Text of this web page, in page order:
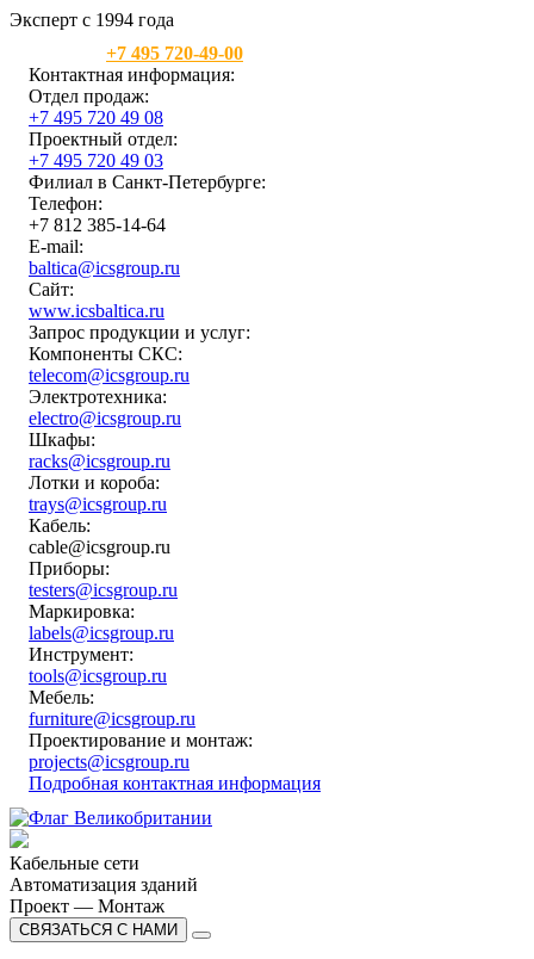
Эксперт с 1994 года
+7 495 720-49-00
Контактная информация:
Отдел продаж:
+7 495 720 49 08
Проектный отдел:
+7 495 720 49 03
Филиал в Санкт-Петербурге:
Телефон:
+7 812 385-14-64
E-mail:
baltica@icsgroup.ru
Сайт:
www.icsbaltica.ru
Запрос продукции и услуг:
Компоненты СКС:
telecom@icsgroup.ru
Электротехника:
electro@icsgroup.ru
Шкафы:
racks@icsgroup.ru
Лотки и короба:
trays@icsgroup.ru
Кабель:
cable@icsgroup.ru
Приборы:
testers@icsgroup.ru
Маркировка:
labels@icsgroup.ru
Инструмент:
tools@icsgroup.ru
Мебель:
furniture@icsgroup.ru
Проектирование и монтаж:
projects@icsgroup.ru
Подробная контактная информация
Кабельные сети
Автоматизация зданий
Проект — Монтаж
СВЯЗАТЬСЯ С НАМИ